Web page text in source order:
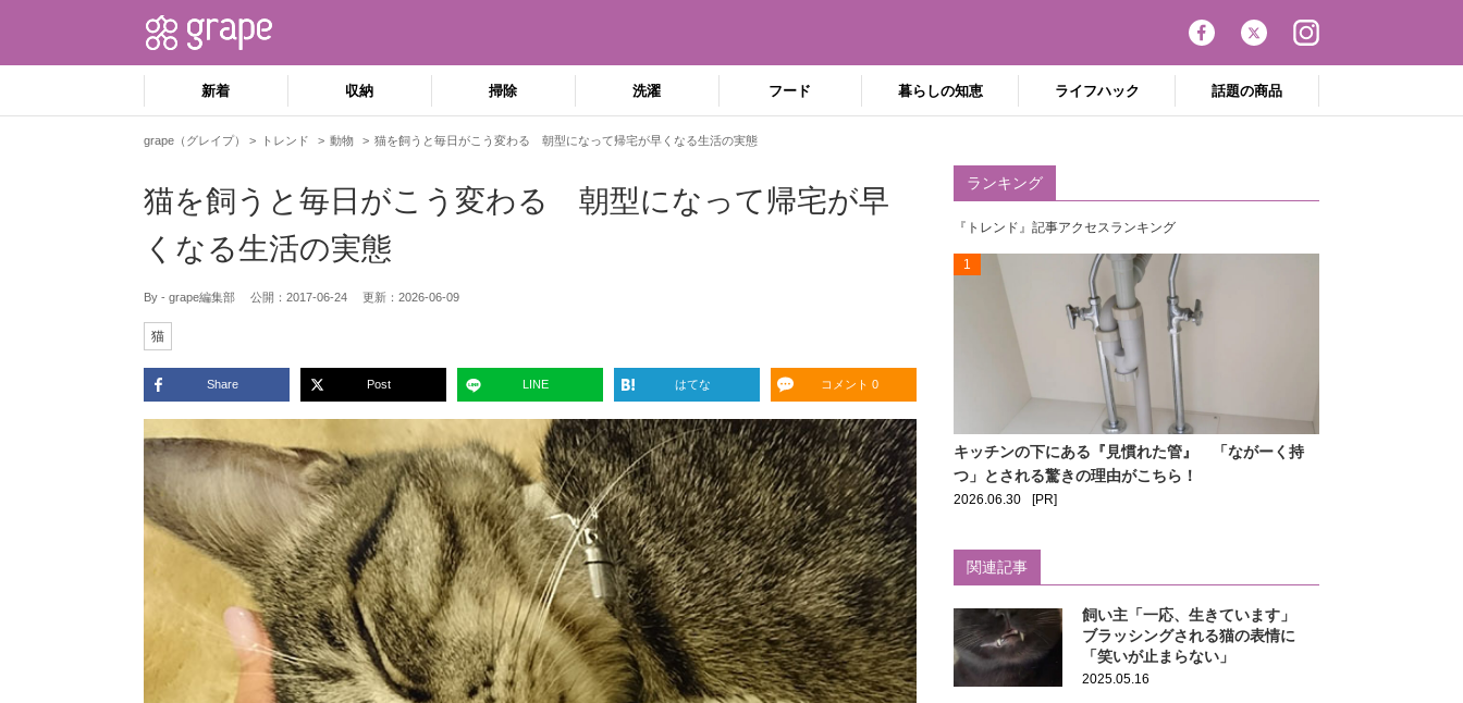
新着 収納 掃除 洗濯 フード 暮らしの知恵 ライフハック 話題の商品
grape（グレイプ） トレンド 動物 猫を飼うと毎日がこう変わる 朝型になって帰宅が早くなる生活の実態
猫を飼うと毎日がこう変わる 朝型になって帰宅が早
くなる生活の実態
By - grape編集部 公開： 2017-06-24 更新： 2026-06-09
猫
Share Post LINE はてな コメント 0
ランキング
『トレンド』記事アクセスランキング
1
キッチンの下にある『見慣れた管』 「ながーく持
つ」とされる驚きの理由がこちら！
2026.06.30 [PR]
関連記事
飼い主「一応、生きています」
ブラッシングされる猫の表情に
「笑いが止まらない」
2025.05.16